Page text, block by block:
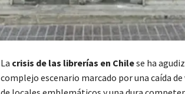
La crisis de las librerías en Chilese ha
complejo escenario marcado por una caída